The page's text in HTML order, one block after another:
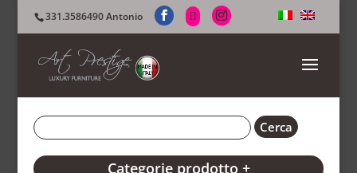
331.3586490 Antonio
Categorie prodotto +